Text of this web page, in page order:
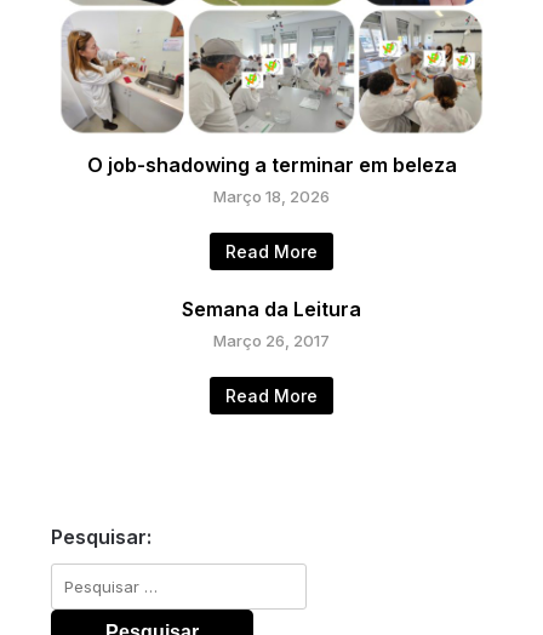
O job-shadowing a terminar em beleza
Março 18, 2026
Read More
Semana da Leitura
Março 26, 2017
Read More
Pesquisar:
Pesquisar
por: